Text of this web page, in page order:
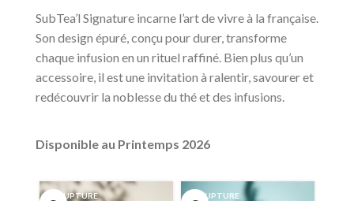
SubTea’l Signature incarne l’art de vivre à la française.
Son design épuré, conçu pour durer, transforme
chaque infusion en un rituel raffiné. Bien plus qu’un
accessoire, il est une invitation à ralentir, savourer et
redécouvrir la noblesse du thé et des infusions.
Disponible au Printemps 2026
EN RUPTURE EN RUPTURE